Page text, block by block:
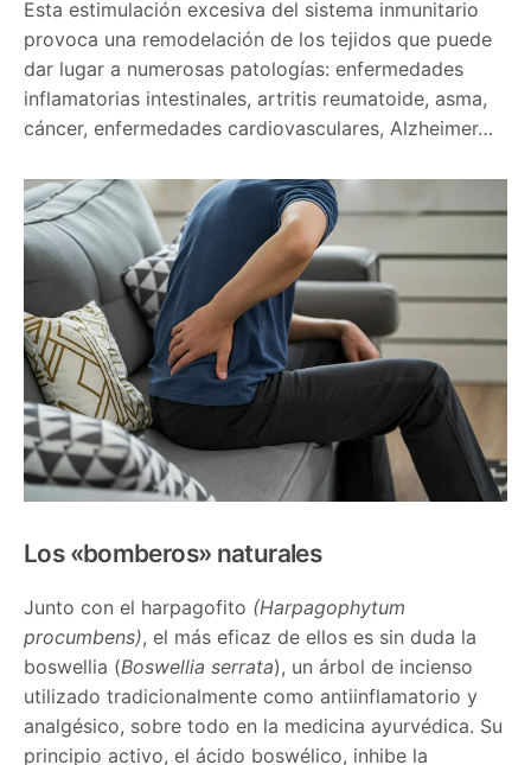
Esta estimulación excesiva del sistema inmunitario
provoca una remodelación de los tejidos que puede
dar lugar a numerosas patologías: enfermedades
inflamatorias intestinales, artritis reumatoide, asma,
cáncer, enfermedades cardiovasculares, Alzheimer…
Los «bomberos» naturales
Junto con el harpagofito (Harpagophytum
procumbens), el más eficaz de ellos es sin duda la
boswellia (Boswellia serrata), un árbol de incienso
utilizado tradicionalmente como antiinflamatorio y
analgésico, sobre todo en la medicina ayurvédica. Su
principio activo, el ácido boswélico, inhibe la